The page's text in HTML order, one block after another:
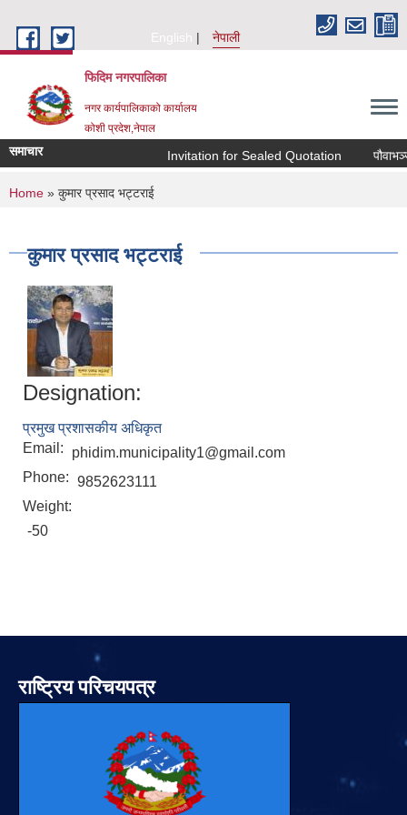
English
नेपाली
फिदिम नगरपालिका
नगर कार्यपालिकाको कार्यालय
कोशी प्रदेश,नेपाल
समाचार Invitation for Sealed Quotation
You are here
Home » कुमार प्रसाद भट्टराई
कुमार प्रसाद भट्टराई
Designation:
प्रमुख प्रशासकीय अधिकृत
Email:
phidim.municipality1@gmail.com
Phone: 9852623111
Weight:
-50
राष्ट्रिय परिचयपत्र